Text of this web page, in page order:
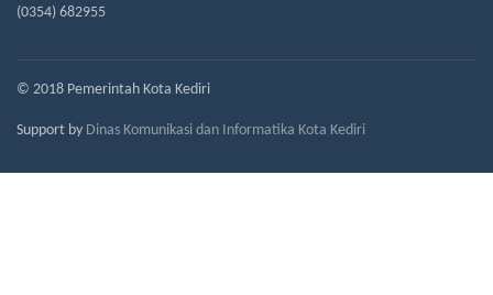
(0354) 682955
© 2018 Pemerintah Kota Kediri
Support by Dinas Komunikasi dan Informatika Kota Kediri